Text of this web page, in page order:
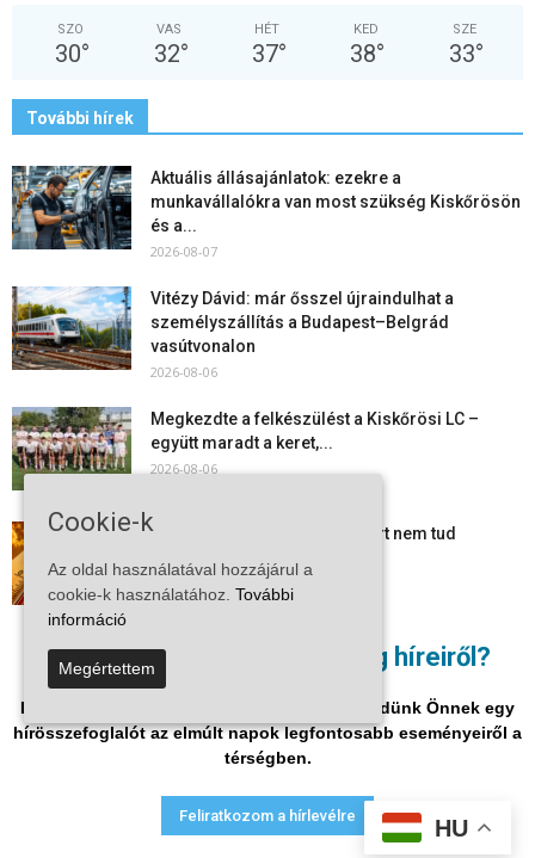
Nem akar lemaradni a térség híreiről?
Iratkozzon fel hírlevelükre, és mi hetente küldünk Önnek egy
hírösszefoglalót az elmúlt napok legfontosabb eseményeiről a
térségben.
Feliratkozom a hírlevélre
SZO
30°
VAS
32°
HÉT
37°
KED
38°
SZE
33°
További hírek
Aktuális állásajánlatok: ezekre a
munkavállalókra van most szükség Kiskőrösön
és a...
2026-08-07
Vitézy Dávid: már ősszel újraindulhat a
személyszállítás a Budapest–Belgrád
vasútvonalon
2026-08-06
Megkezdte a felkészülést a Kiskőrösi LC –
együtt maradt a keret,...
2026-08-06
Mi történik Európa felett? Ezért nem tud
Folyamatosak a nyári karbantartási munkálatok
Kiskőrösön – útburkolati jeleket festenek és...
Adatvédelmi nyilatkozat Médiaajánlat Impresszum
HU
Cookie-k
Az oldal használatával hozzájárul a
cookie-k használatához. További
információ
Megértettem